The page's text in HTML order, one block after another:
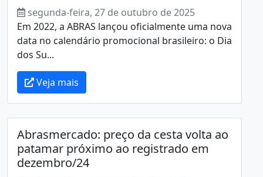
segunda-feira, 27 de outubro de 2025
Em 2022, a ABRAS lançou oficialmente uma nova
data no calendário promocional brasileiro: o Dia
dos Su...
Veja mais
Abrasmercado: preço da cesta volta ao
patamar próximo ao registrado em
dezembro/24